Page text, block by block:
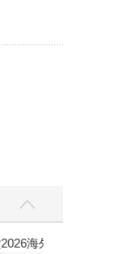
金石堂2026海